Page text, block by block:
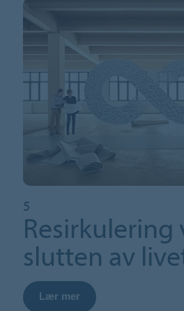
5
Resirkulering
slutten av
Lær mer